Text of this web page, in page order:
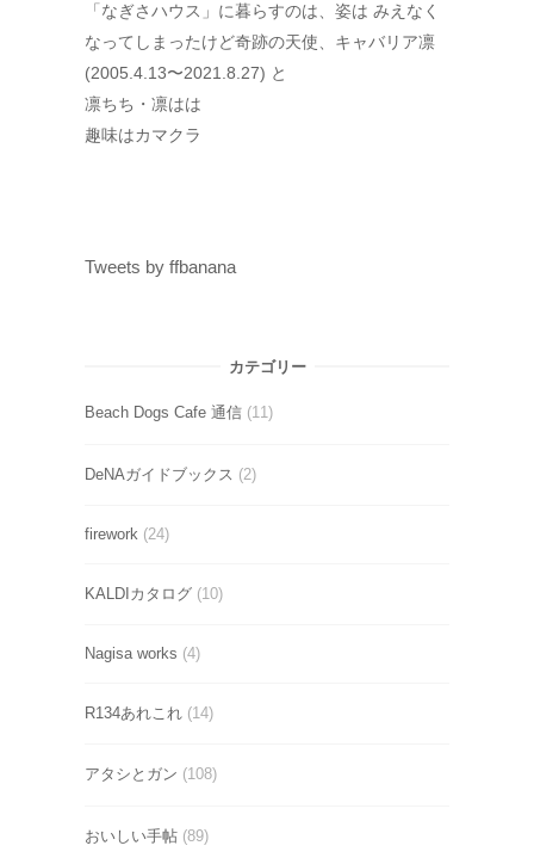
「なぎさハウス」に暮らすのは、姿は みえなく
なってしまったけど奇跡の天使、キャバリア凛
(2005.4.13〜2021.8.27) と
凛ちち・凛はは
趣味はカマクラ
Tweets by ffbanana
カテゴリー
Beach Dogs Cafe 通信 (11)
DeNAガイドブックス (2)
firework (24)
KALDIカタログ (10)
Nagisa works (4)
R134あれこれ (14)
アタシとガン (108)
おいしい手帖 (89)